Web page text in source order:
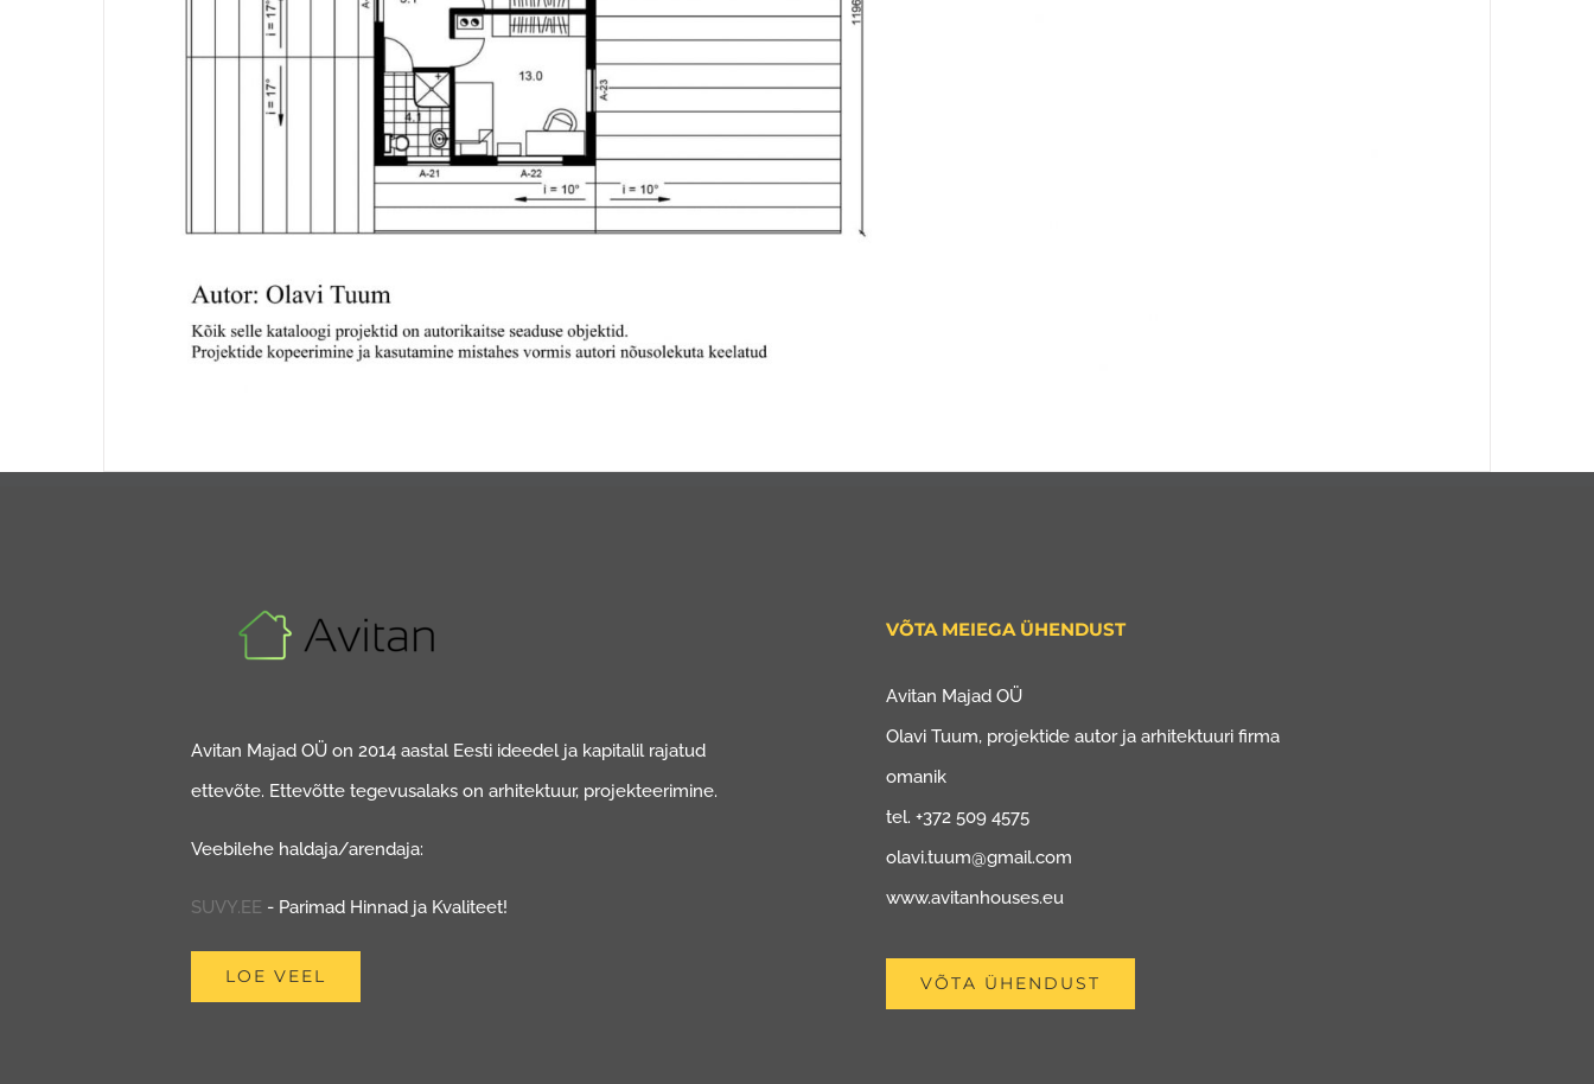
Avitan Majad OÜ on 2014 aastal Eesti ideedel ja kapitalil rajatud
ettevõte. Ettevõtte tegevusalaks on arhitektuur, projekteerimine.
Veebilehe haldaja/arendaja:
SUVY.EE - Parimad Hinnad ja Kvaliteet!
LOE VEEL
VÕTA MEIEGA ÜHENDUST
Avitan Majad OÜ
Olavi Tuum, projektide autor ja arhitektuuri firma
omanik
tel. +372 509 4575
olavi.tuum@gmail.com
www.avitanhouses.eu
VÕTA ÜHENDUST